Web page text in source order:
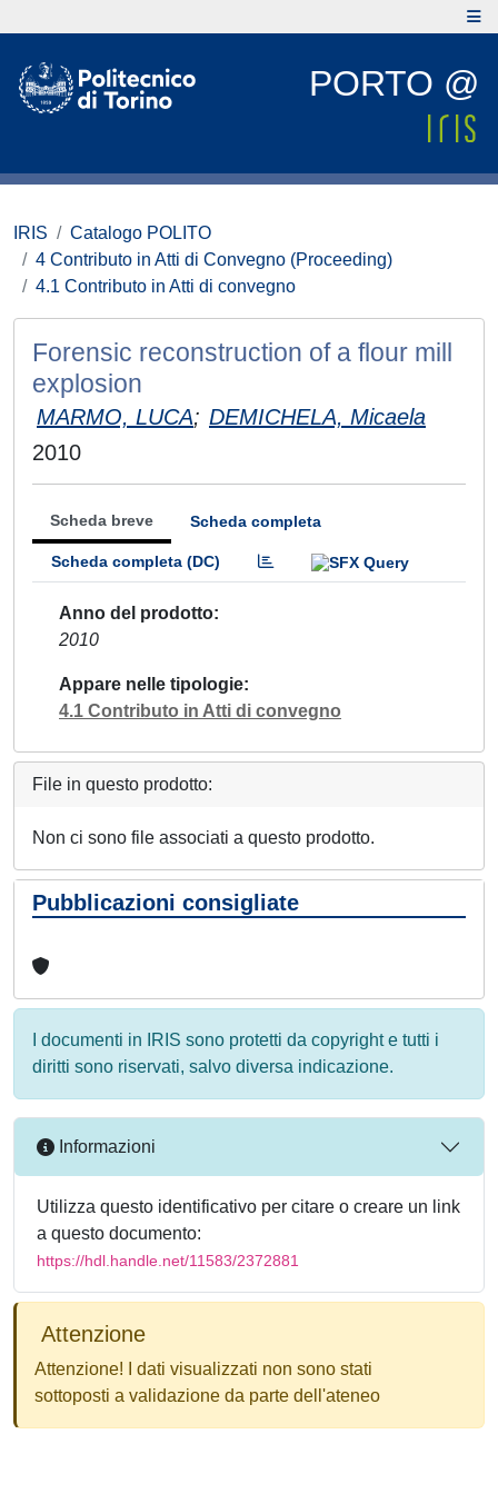
PORTO @
IRIS
Catalogo POLITO
4 Contributo in Atti di Convegno (Proceeding)
4.1 Contributo in Atti di convegno
Forensic reconstruction of a flour mill
explosion
MARMO, LUCA; DEMICHELA, Micaela
2010
Scheda breve Scheda completa
Scheda completa (DC)
Anno del prodotto
2010
Appare nelle tipologie
4.1 Contributo in Atti di convegno
File in questo prodotto:
Non ci sono file associati a questo prodotto.
Pubblicazioni consigliate
I documenti in IRIS sono protetti da copyright e tutti i
diritti sono riservati, salvo diversa indicazione.
Informazioni
Utilizza questo identificativo per citare o creare un link
a questo documento:
https://hdl.handle.net/11583/2372881
Attenzione
Attenzione! I dati visualizzati non sono stati
sottoposti a validazione da parte dell'ateneo